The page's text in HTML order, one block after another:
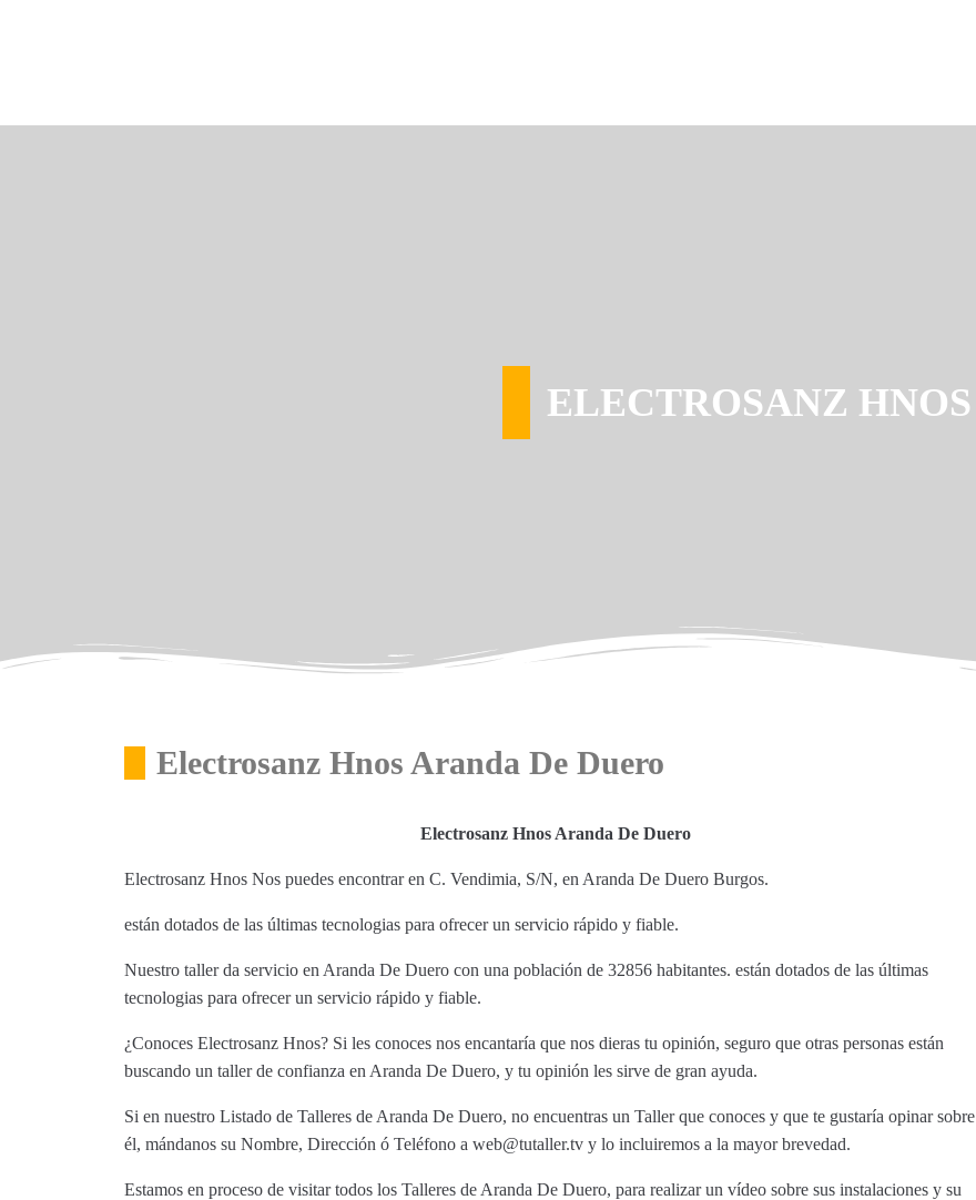
ELECTROSANZ HNOS
Electrosanz Hnos Aranda De Duero
Electrosanz Hnos Aranda De Duero
Electrosanz Hnos Nos puedes encontrar en C. Vendimia, S/N, en Aranda De Duero Burgos.
están dotados de las últimas tecnologias para ofrecer un servicio rápido y fiable.
Nuestro taller da servicio en Aranda De Duero con una población de 32856 habitantes. están dotados de las últimas
tecnologias para ofrecer un servicio rápido y fiable.
¿Conoces Electrosanz Hnos? Si les conoces nos encantaría que nos dieras tu opinión, seguro que otras personas están
buscando un taller de confianza en Aranda De Duero, y tu opinión les sirve de gran ayuda.
Si en nuestro Listado de Talleres de Aranda De Duero, no encuentras un Taller que conoces y que te gustaría opinar sobre
él, mándanos su Nombre, Dirección ó Teléfono a web@tutaller.tv y lo incluiremos a la mayor brevedad.
Estamos en proceso de visitar todos los Talleres de Aranda De Duero, para realizar un vídeo sobre sus instalaciones y su